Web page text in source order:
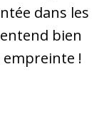
dans les
bien
empreinte !